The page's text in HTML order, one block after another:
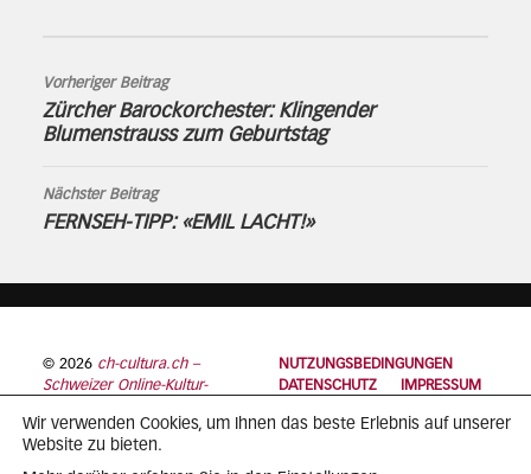
Vorheriger Beitrag
Zürcher Barockorchester: Klingender
Blumenstrauss zum Geburtstag
Nächster Beitrag
FERNSEH-TIPP: «EMIL LACHT!»
© 2026 ch-cultura.ch –
Schweizer Online-Kultur-
NUTZUNGSBEDINGUNGEN
DATENSCHUTZ
IMPRESSUM
Wir verwenden Cookies, um Ihnen das beste Erlebnis auf unserer
Website zu bieten.